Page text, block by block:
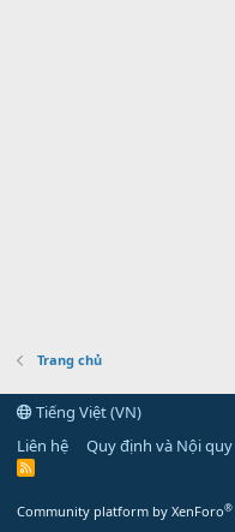
Trang chủ
Tiếng Việt (VN)
Liên hệ
Quy định và Nội quy
R
Community platform by XenForo®